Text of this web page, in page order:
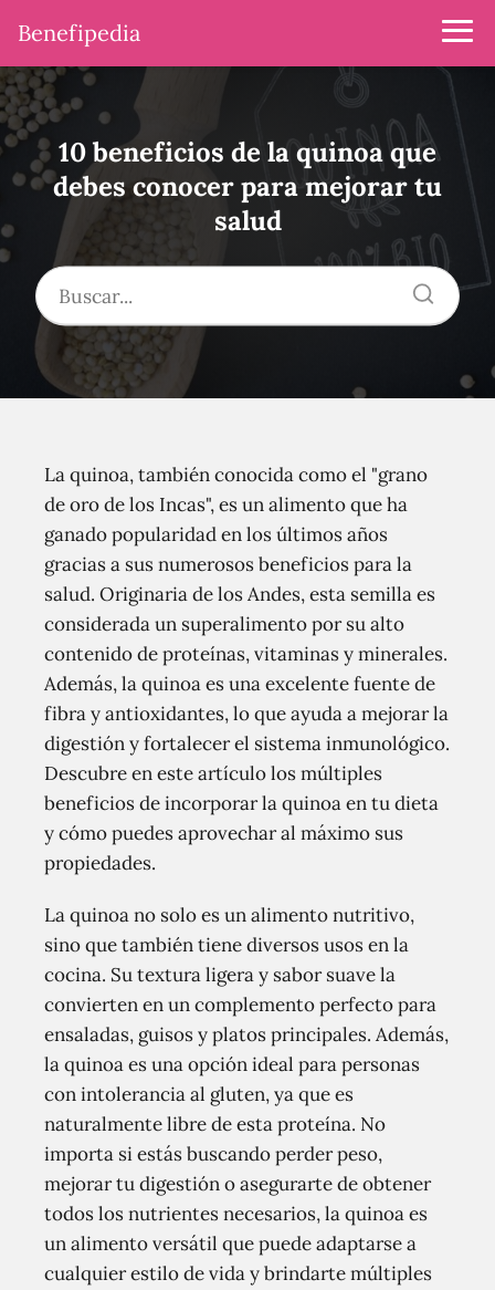
Benefipedia
10 beneficios de la quinoa que
debes conocer para mejorar tu
salud
La quinoa, también conocida como el "grano
de oro de los Incas", es un alimento que ha
ganado popularidad en los últimos años
gracias a sus numerosos beneficios para la
salud. Originaria de los Andes, esta semilla es
considerada un superalimento por su alto
contenido de proteínas, vitaminas y minerales.
Además, la quinoa es una excelente fuente de
fibra y antioxidantes, lo que ayuda a mejorar la
digestión y fortalecer el sistema inmunológico.
Descubre en este artículo los múltiples
beneficios de incorporar la quinoa en tu dieta
y cómo puedes aprovechar al máximo sus
propiedades.
La quinoa no solo es un alimento nutritivo,
sino que también tiene diversos usos en la
cocina. Su textura ligera y sabor suave la
convierten en un complemento perfecto para
ensaladas, guisos y platos principales. Además,
la quinoa es una opción ideal para personas
con intolerancia al gluten, ya que es
naturalmente libre de esta proteína. No
importa si estás buscando perder peso,
mejorar tu digestión o asegurarte de obtener
todos los nutrientes necesarios, la quinoa es
un alimento versátil que puede adaptarse a
cualquier estilo de vida y brindarte múltiples